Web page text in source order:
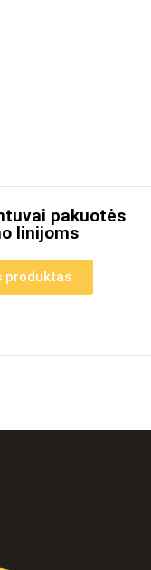
pakuotės
linijoms
produktas